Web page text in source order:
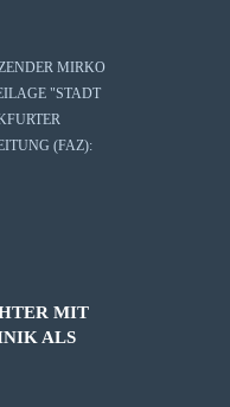
MIRKO
"STADT
(FAZ):
MIT
ALS